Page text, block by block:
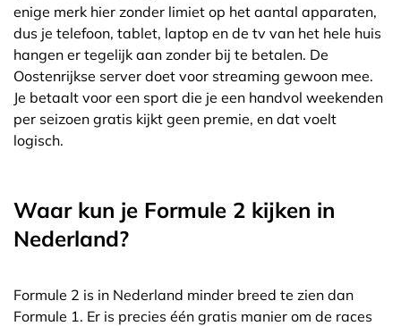
enige merk hier zonder limiet op het aantal apparaten,
dus je telefoon, tablet, laptop en de tv van het hele huis
hangen er tegelijk aan zonder bij te betalen. De
Oostenrijkse server doet voor streaming gewoon mee.
Je betaalt voor een sport die je een handvol weekenden
per seizoen gratis kijkt geen premie, en dat voelt
logisch.
Waar kun je Formule 2 kijken in
Nederland?
Formule 2 is in Nederland minder breed te zien dan
Formule 1. Er is precies één gratis manier om de races